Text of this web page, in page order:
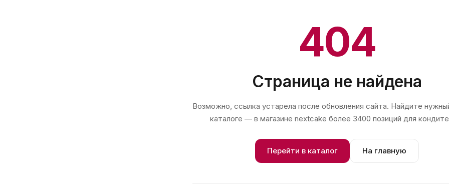
404
Страница не найдена
Возможно, ссылка устарела после обновления сайта. Найдите
каталоге — в магазине nextcake более 3400 позиций для
Перейти в каталог На главную